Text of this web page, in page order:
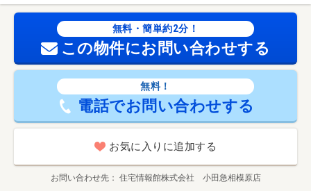
無料・簡単約2分！
この物件にお問い合わせする
無料！
電話でお問い合わせする
お気に入りに追加する
お問い合わせ先 住宅情報館株式会社 小田急相模原店